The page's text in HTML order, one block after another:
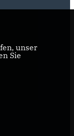
unser
Sie